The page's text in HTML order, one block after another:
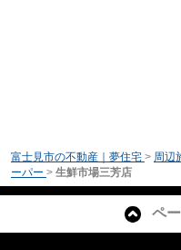
富士見市の不動産｜夢住宅 > 周辺
ーパー > 生鮮市場三芳店
ペ